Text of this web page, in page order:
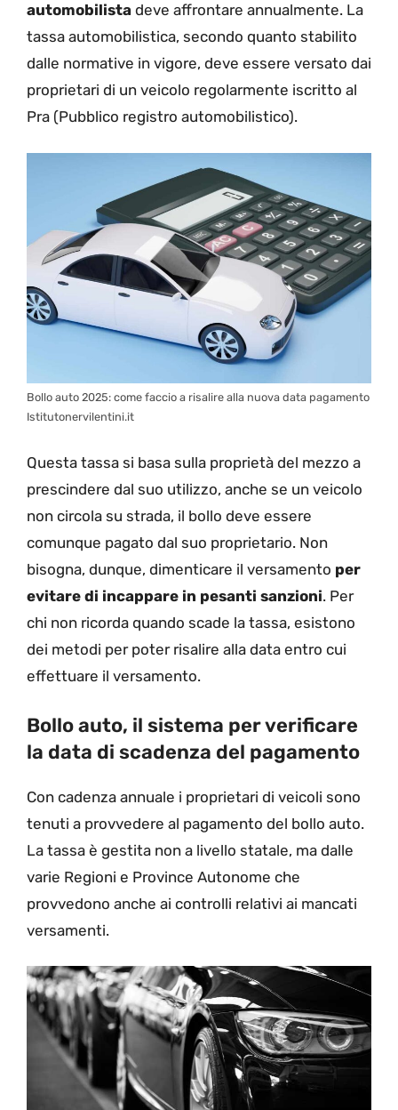
automobilista deve affrontare annualmente. La
tassa automobilistica, secondo quanto stabilito
dalle normative in vigore, deve essere versato dai
proprietari di un veicolo regolarmente iscritto al
Pra (Pubblico registro automobilistico).
Bollo auto 2025: come faccio a risalire alla nuova data pagamento
Istitutonervilentini.it
Questa tassa si basa sulla proprietà del mezzo a
prescindere dal suo utilizzo, anche se un veicolo
non circola su strada, il bollo deve essere
comunque pagato dal suo proprietario. Non
bisogna, dunque, dimenticare il versamento per
evitare di incappare in pesanti sanzioni. Per
chi non ricorda quando scade la tassa, esistono
dei metodi per poter risalire alla data entro cui
effettuare il versamento.
Bollo auto, il sistema per verificare
la data di scadenza del pagamento
Con cadenza annuale i proprietari di veicoli sono
tenuti a provvedere al pagamento del bollo auto.
La tassa è gestita non a livello statale, ma dalle
varie Regioni e Province Autonome che
provvedono anche ai controlli relativi ai mancati
versamenti.